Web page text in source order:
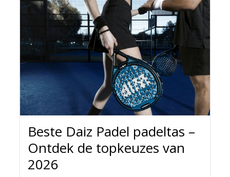
Beste Daiz Padel padeltas –
Ontdek de topkeuzes van
2026